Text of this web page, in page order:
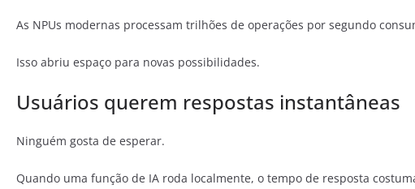
As NPUs modernas processam trilhões de operações por segundo
Isso abriu espaço para novas possibilidades.
Usuários querem respostas instantâneas
Ninguém gosta de esperar.
Quando uma função de IA roda localmente, o tempo de resposta